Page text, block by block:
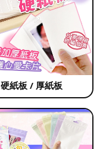
硬紙板 / 厚紙板